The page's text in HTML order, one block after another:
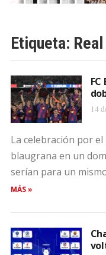
Etiqueta:
14
La celebración por
blaugrana en un
serían para un
MÁS »